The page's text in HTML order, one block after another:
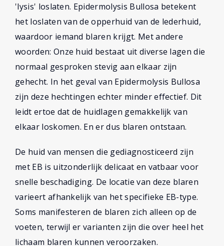
'lysis' loslaten. Epidermolysis Bullosa betekent
het loslaten van de opperhuid van de lederhuid,
waardoor iemand blaren krijgt. Met andere
woorden: Onze huid bestaat uit diverse lagen die
normaal gesproken stevig aan elkaar zijn
gehecht. In het geval van Epidermolysis Bullosa
zijn deze hechtingen echter minder effectief. Dit
leidt ertoe dat de huidlagen gemakkelijk van
elkaar loskomen. En er dus blaren ontstaan.
De huid van mensen die gediagnosticeerd zijn
met EB is uitzonderlijk delicaat en vatbaar voor
snelle beschadiging. De locatie van deze blaren
varieert afhankelijk van het specifieke EB-type.
Soms manifesteren de blaren zich alleen op de
voeten, terwijl er varianten zijn die over heel het
lichaam blaren kunnen veroorzaken.